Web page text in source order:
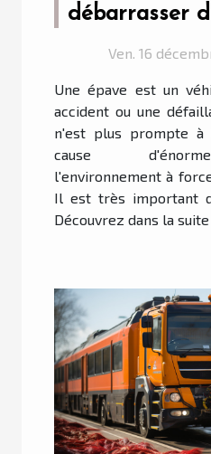
débarrasser
Ven. 16
Une épave est un
accident ou une
n'est plus prompte à
cause
l'environnement à
Il est très important
Découvrez dans la